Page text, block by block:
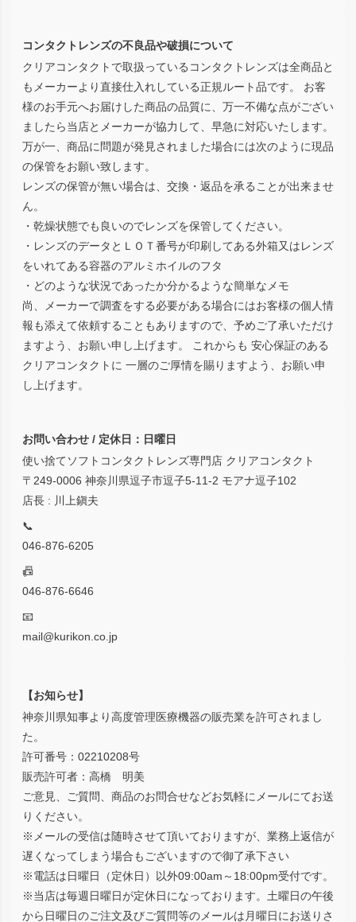
コンタクトレンズの不良品や破損について
クリアコンタクトで取扱っているコンタクトレンズは全商品と
もメーカーより直接仕入れしている正規ルート品です。 お客
様のお手元へお届けした商品の品質に、万一不備な点がござい
ましたら当店とメーカーが協力して、早急に対応いたします。
万が一、商品に問題が発見されました場合には次のように現品
の保管をお願い致します。
レンズの保管が無い場合は、交換・返品を承ることが出来ませ
ん。
・乾燥状態でも良いのでレンズを保管してください。
・レンズのデータとＬＯＴ番号が印刷してある外箱又はレンズ
をいれてある容器のアルミホイルのフタ
・どのような状況であったか分かるような簡単なメモ
尚、メーカーで調査をする必要がある場合にはお客様の個人情
報も添えて依頼することもありますので、予めご了承いただけ
ますよう、お願い申し上げます。 これからも 安心保証のある
クリアコンタクトに 一層のご厚情を賜りますよう、お願い申
し上げます。
お問い合わせ / 定休日：日曜日
使い捨てソフトコンタクトレンズ専門店 クリアコンタクト
〒249-0006 神奈川県逗子市逗子5-11-2 モアナ逗子102
店長 : 川上鎭夫
📞
046-876-6205
📠
046-876-6646
📧
mail@kurikon.co.jp
【お知らせ】
神奈川県知事より高度管理医療機器の販売業を許可されまし
た。
許可番号：02210208号
販売許可者：高橋 明美
ご意見、ご質問、商品のお問合せなどお気軽にメールにてお送
りください。
※メールの受信は随時させて頂いておりますが、業務上返信が
遅くなってしまう場合もございますので御了承下さい
※電話は日曜日（定休日）以外09:00am～18:00pm受付です。
※当店は毎週日曜日が定休日になっております。土曜日の午後
から日曜日のご注文及びご質問等のメールは月曜日にお送りさ